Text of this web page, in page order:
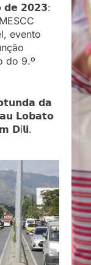
𝗱𝗲 𝟮𝟬𝟮𝟯:
evento
do 9.º
𝗱𝗮
𝗟𝗼𝗯𝗮𝘁𝗼
𝗗í𝗹𝗶.